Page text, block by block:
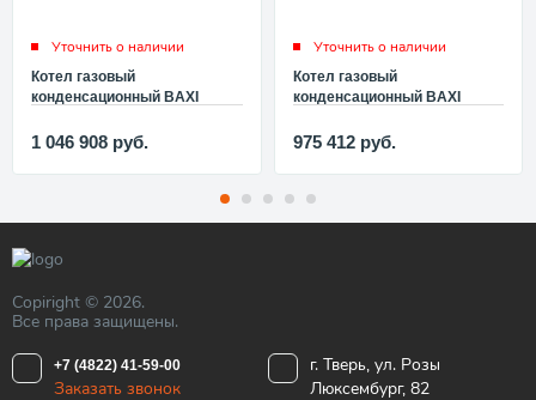
Уточнить о наличии
Котел газовый
конденсационный BAXI
1 046 908 руб.
Уточнить о наличии
Котел газовый
конденсационный BAXI
975 412 руб.
Copiright © 2026.
Все права защищены.
+7 (4822) 41-59-00
Заказать звонок
г. Тверь, ул. Розы
Люксембург, 82